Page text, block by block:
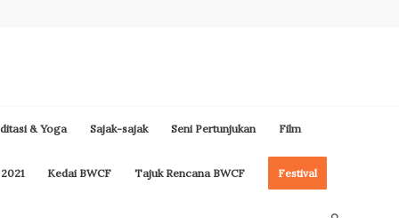
& Yoga Sajak-sajak Seni Pertunjukan Film
Kedai BWCF Tajuk Rencana BWCF Festival